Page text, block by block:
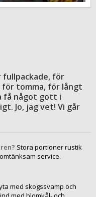
fullpackade, för
tomma, för långt
få något gott i
Jo, jag vet! Vi går
Stora portioner rustik
service.
med skogssvamp och